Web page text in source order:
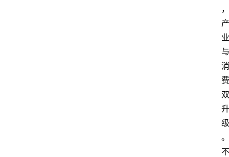
，
产
业
与
消
费
双
升
级
。
不